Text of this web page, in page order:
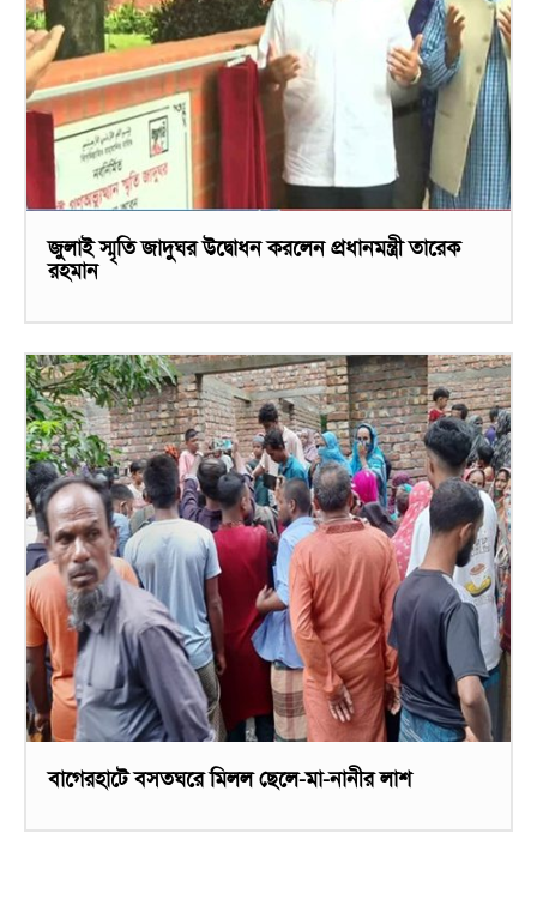
জুলাই স্মৃতি জাদুঘর উদ্বোধন করলেন প্রধানমন্ত্রী তারেক
রহমান
বাগেরহাটে বসতঘরে মিলল ছেলে-মা-নানীর লাশ